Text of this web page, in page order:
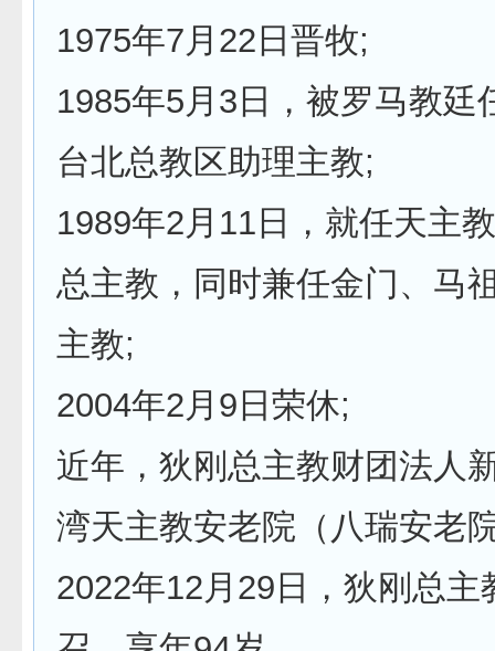
1975年7月22日晋牧;
1985年5月3日，被罗马教廷
台北总教区助理主教;
1989年2月11日，就任天主
总主教，同时兼任金门、马
主教;
2004年2月9日荣休;
近年，狄刚总主教财团法人
湾天主教安老院（八瑞安老
2022年12月29日，狄刚总主